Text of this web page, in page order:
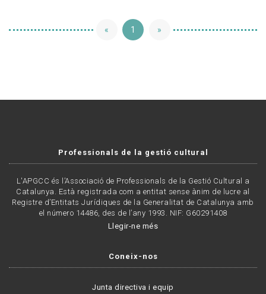
« 1 »
Professionals de la gestió cultural
L'APGCC és l’Associació de Professionals de la Gestió Cultural a
Catalunya. Està registrada com a entitat sense ànim de lucre al
Registre d’Entitats Jurídiques de la Generalitat de Catalunya amb
el número 14486, des de l’any 1993. NIF: G60291408
Llegir-ne més
Coneix-nos
Junta directiva i equip